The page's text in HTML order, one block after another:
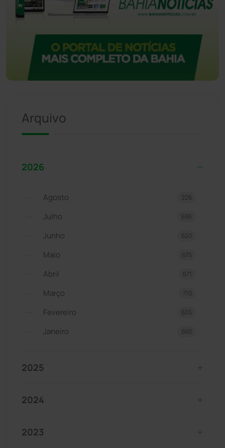
Arquivo
2026
Agosto 226
Julho 695
Junho 620
Maio 675
Abril 671
Março 710
Fevereiro 625
Janeiro 660
2025
2024
2023